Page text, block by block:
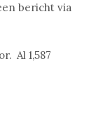
bericht via
Al 1,587